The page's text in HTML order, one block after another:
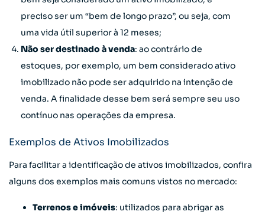
preciso ser um “bem de longo prazo”, ou seja, com
uma vida útil superior à 12 meses;
Não ser destinado à venda: ao contrário de
estoques, por exemplo, um bem considerado ativo
imobilizado não pode ser adquirido na intenção de
venda. A finalidade desse bem será sempre seu uso
contínuo nas operações da empresa.
Exemplos de Ativos Imobilizados
Para facilitar a identificação de ativos imobilizados, confira
alguns dos exemplos mais comuns vistos no mercado:
Terrenos e imóveis: utilizados para abrigar as